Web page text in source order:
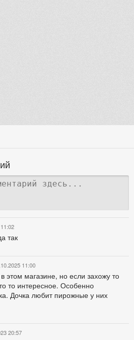
так
11:00
этом магазине, но если захожу то
то интересное. Особенно
Дочка любит пирожные у них
20:57